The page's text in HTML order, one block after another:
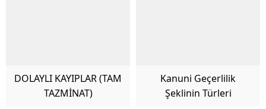
DOLAYLI KAYIPLAR (TAM
TAZMİNAT)
Kanuni Geçerlilik
Şeklinin Türleri